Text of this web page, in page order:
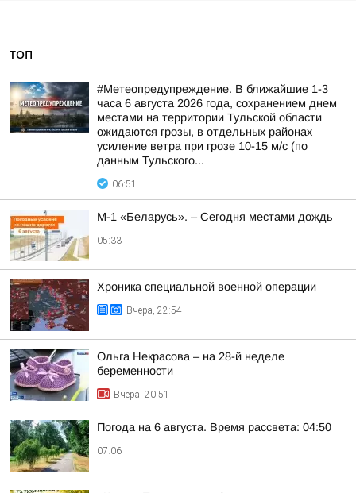
ТОП
#Метеопредупреждение. В ближайшие 1-3
часа 6 августа 2026 года, сохранением днем
местами на территории Тульской области
ожидаются грозы, в отдельных районах
усиление ветра при грозе 10-15 м/с (по
данным Тульского...
06:51
М-1 «Беларусь». – Сегодня местами дождь
05:33
Хроника специальной военной операции
Вчера, 22:54
Ольга Некрасова – на 28-й неделе
беременности
Вчера, 20:51
Погода на 6 августа. Время рассвета: 04:50
07:06